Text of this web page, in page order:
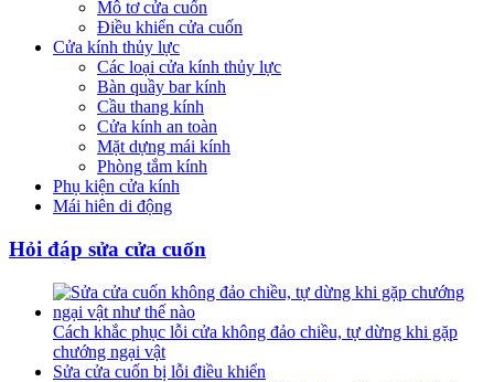
Mô tơ cửa cuốn
Điều khiển cửa cuốn
Cửa kính thủy lực
Các loại cửa kính thủy lực
Bàn quầy bar kính
Cầu thang kính
Cửa kính an toàn
Mặt dựng mái kính
Phòng tắm kính
Phụ kiện cửa kính
Mái hiên di động
Hỏi đáp sửa cửa cuốn
Cách khắc phục lỗi cửa không đảo chiều, tự dừng khi gặp
chướng ngại vật
Sửa cửa cuốn bị lỗi điều khiển